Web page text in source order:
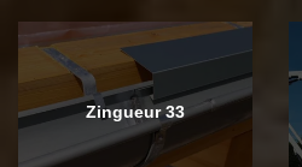
Zingueur 33